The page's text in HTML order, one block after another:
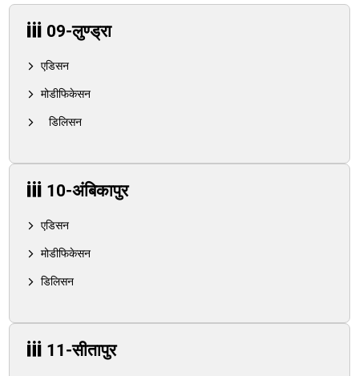
09-लुण्ड्रा
एडिसन
मोडीफिकेसन
डिलिसन
10-अंबिकापुर
एडिसन
मोडीफिकेसन
डिलिसन
11-सीतापुर